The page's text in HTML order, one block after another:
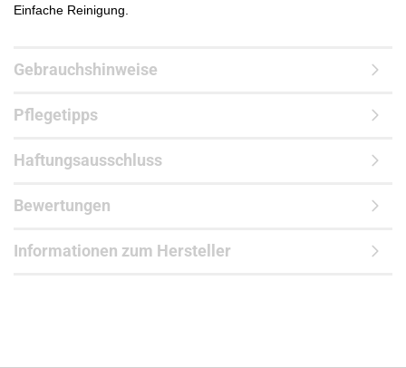
Einfache Reinigung.
Gebrauchshinweise
Pflegetipps
Haftungsausschluss
Bewertungen
Informationen zum Hersteller